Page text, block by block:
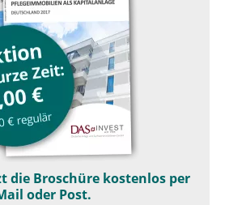
die Broschüre kostenlos per
oder Post.